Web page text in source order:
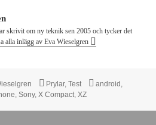
skrivit om ny teknik sen 2005 och tycker det
alla inlägg av Eva Wieselgren
Kategorier
Prylar,Test Taggar
android
,Sony,X Compact ,XZ